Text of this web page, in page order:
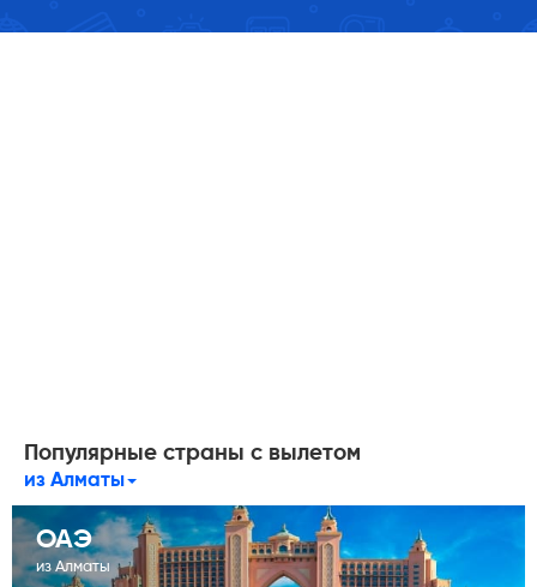
Популярные страны с вылетом
из Алматы
ОАЭ
из Алматы